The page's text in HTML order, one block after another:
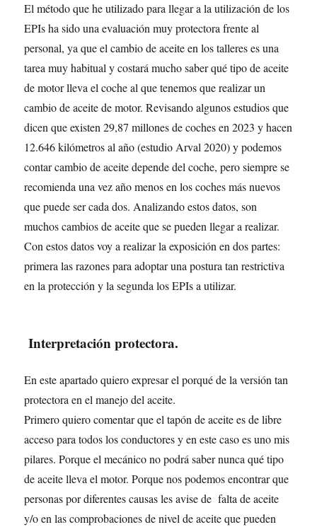
El método que he utilizado para llegar a la utilización de los
EPIs ha sido una evaluación muy protectora frente al
personal, ya que el cambio de aceite en los talleres es una
tarea muy habitual y costará mucho saber qué tipo de aceite
de motor lleva el coche al que tenemos que realizar un
cambio de aceite de motor. Revisando algunos estudios que
dicen que existen 29,87 millones de coches en 2023 y hacen
12.646 kilómetros al año (estudio Arval 2020) y podemos
contar cambio de aceite depende del coche, pero siempre se
recomienda una vez año menos en los coches más nuevos
que puede ser cada dos. Analizando estos datos, son
muchos cambios de aceite que se pueden llegar a realizar.
Con estos datos voy a realizar la exposición en dos partes:
primera las razones para adoptar una postura tan restrictiva
en la protección y la segunda los EPIs a utilizar.
Interpretación protectora.
En este apartado quiero expresar el porqué de la versión tan
protectora en el manejo del aceite.
Primero quiero comentar que el tapón de aceite es de libre
acceso para todos los conductores y en este caso es uno mis
pilares. Porque el mecánico no podrá saber nunca qué tipo
de aceite lleva el motor. Porque nos podemos encontrar que
personas por diferentes causas les avise de falta de aceite
y/o en las comprobaciones de nivel de aceite que pueden